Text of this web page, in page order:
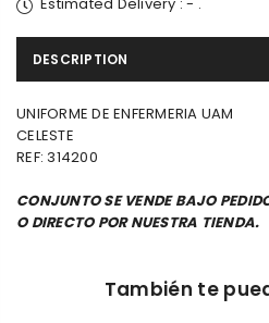
DESCRIPTION
UNIFORME DE ENFERMERIA UAM
CELESTE
REF: 314200
CONJUNTO SE VENDE BAJO
O DIRECTO POR NUESTRA TIENDA.
También te